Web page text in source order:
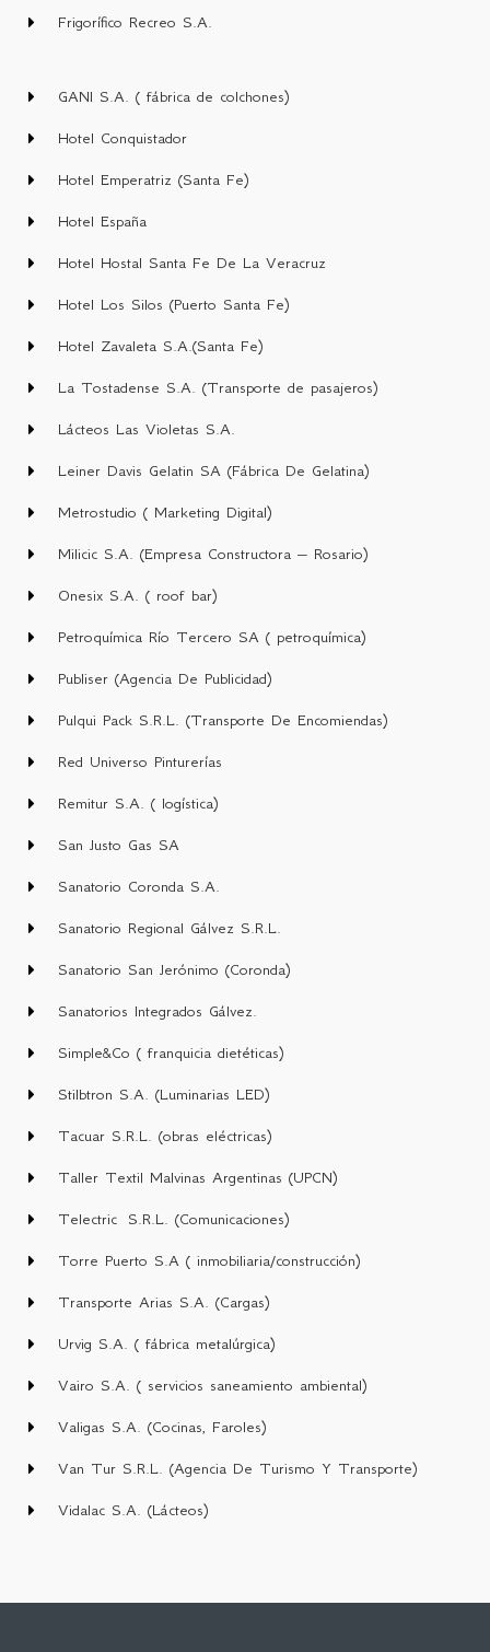
Frigorífico Recreo S.A.
GANI S.A. ( fábrica de colchones)
Hotel Conquistador
Hotel Emperatriz (Santa Fe)
Hotel España
Hotel Hostal Santa Fe De La Veracruz
Hotel Los Silos (Puerto Santa Fe)
Hotel Zavaleta S.A.(Santa Fe)
La Tostadense S.A. (Transporte de pasajeros)
Lácteos Las Violetas S.A.
Leiner Davis Gelatin SA (Fábrica De Gelatina)
Metrostudio ( Marketing Digital)
Milicic S.A. (Empresa Constructora – Rosario)
Onesix S.A. ( roof bar)
Petroquímica Río Tercero SA ( petroquímica)
Publiser (Agencia De Publicidad)
Pulqui Pack S.R.L. (Transporte De Encomiendas)
Red Universo Pinturerías
Remitur S.A. ( logística)
San Justo Gas SA
Sanatorio Coronda S.A.
Sanatorio Regional Gálvez S.R.L.
Sanatorio San Jerónimo (Coronda)
Sanatorios Integrados Gálvez.
Simple&Co ( franquicia dietéticas)
Stilbtron S.A. (Luminarias LED)
Tacuar S.R.L. (obras eléctricas)
Taller Textil Malvinas Argentinas (UPCN)
Telectric S.R.L. (Comunicaciones)
Torre Puerto S.A ( inmobiliaria/construcción)
Transporte Arias S.A. (Cargas)
Urvig S.A. ( fábrica metalúrgica)
Vairo S.A. ( servicios saneamiento ambiental)
Valigas S.A. (Cocinas, Faroles)
Van Tur S.R.L. (Agencia De Turismo Y Transporte)
Vidalac S.A. (Lácteos)